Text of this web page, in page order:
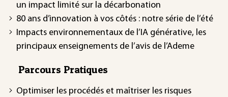
un impact limité sur la décarbonation
80 ans d’innovation à vos côtés : notre série de l’été
Impacts environnementaux de l’IA générative, les
principaux enseignements de l’avis de l’Ademe
Parcours Pratiques
Optimiser les procédés et maîtriser les risques